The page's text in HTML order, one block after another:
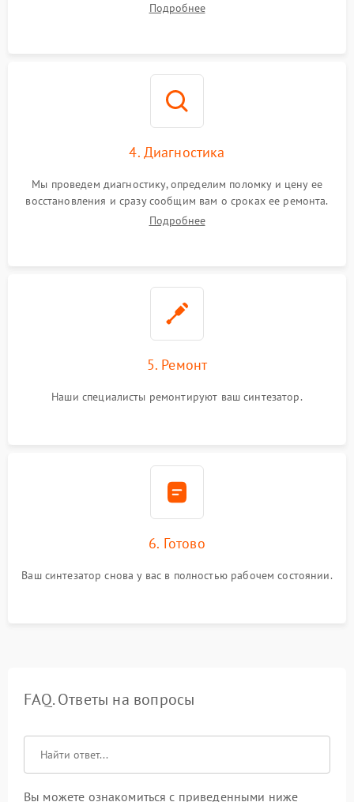
Подробнее
4. Диагностика
Мы проведем диагностику, определим поломку и цену ее
восстановления и сразу сообщим вам о сроках ее ремонта.
Подробнее
5. Ремонт
Наши специалисты ремонтируют ваш синтезатор.
6. Готово
Ваш синтезатор снова у вас в полностью рабочем состоянии.
FAQ. Ответы на вопросы
Вы можете ознакомиться с приведенными ниже